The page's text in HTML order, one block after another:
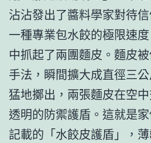
沾沾發出了醬料學家對待
一種專業包水餃的極限速
中抓起了兩團麵皮。麵皮
手法，瞬間擴大成直徑三
猛地擲出，兩張麵皮在空
透明的防禦護盾。這就是
記載的「水餃皮護盾」，